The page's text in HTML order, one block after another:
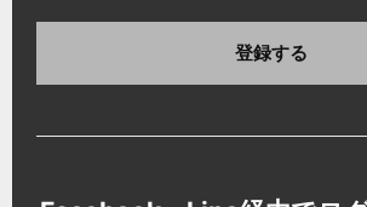
登録する